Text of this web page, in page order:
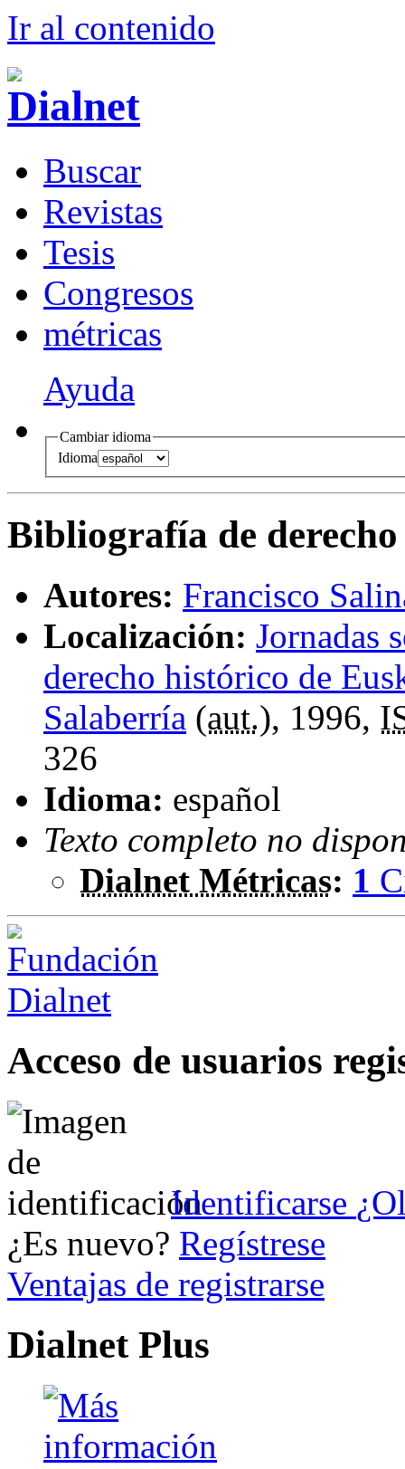
Ir al contenido
Buscar
Revistas
Tesis
Congresos
métricas
Ayuda
Cambiar idioma
Idioma
Bibliografía de
Autores: Francisco
Localización: Jornadas
derecho histórico de
Salaberría (aut.), 1996,
326
Idioma: español
Texto completo no
Dialnet Métricas: 1
Acceso de usuarios
Identificarse
¿Es nuevo? Regístrese
Ventajas de registrarse
Dialnet Plus